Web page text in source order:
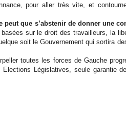
pour aller très vite, et
peut que s’abstenir de donner une
sur le droit des travailleurs, la
soit le Gouvernement qui sortira
toutes les forces de Gauche
Législatives, seule garantie